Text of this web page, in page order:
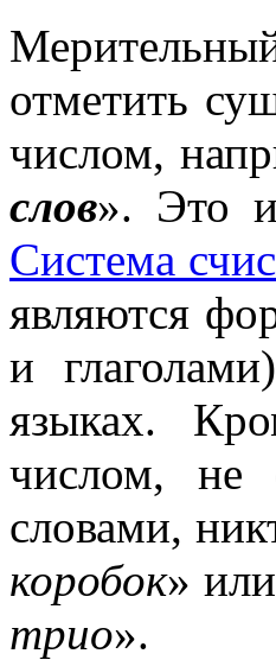
отметить
числом,
слов». Это
Система
являются
и
языках.
числом, не
словами,
коробок»
трио».